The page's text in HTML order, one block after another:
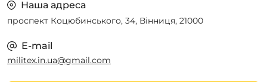
Наша адреса
проспект Коцюбинського, 34, Вінниця, 21000
E-mail
militex.in.ua@gmail.com